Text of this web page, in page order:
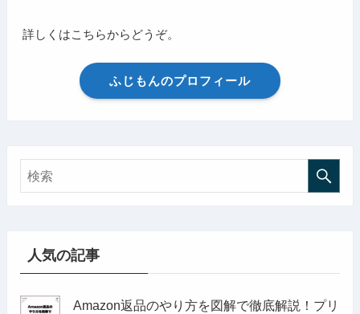
詳しくはこちらからどうぞ。
ふじもんのプロフィール
人気の記事
Amazon返品のやり方を図解で徹底解説！プリ